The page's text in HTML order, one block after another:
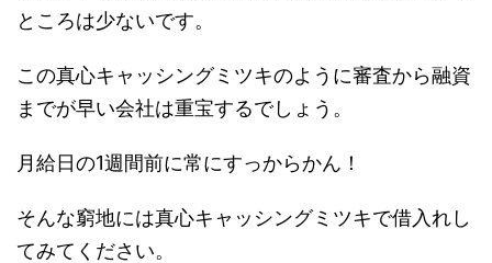
ところは少ないです。
この真心キャッシングミツキのように審査から融資
までが早い会社は重宝するでしょう。
月給日の1週間前に常にすっからかん！
そんな窮地には真心キャッシングミツキで借入れし
てみてください。